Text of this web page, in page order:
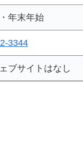
年末年始
3344
ブサイトはなし